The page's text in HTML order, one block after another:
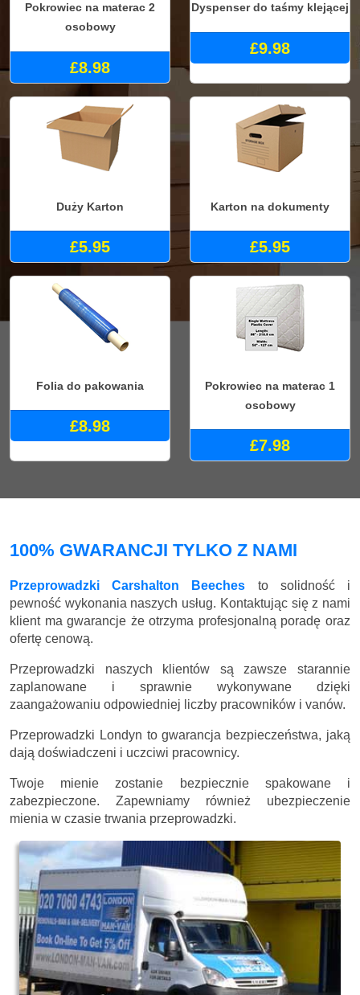
Pokrowiec na materac 2
osobowy
£8.98
Dyspenser do taśmy klejącej
£9.98
Duży Karton
£5.95
Karton na dokumenty
£5.95
Folia do pakowania
£8.98
Pokrowiec na materac 1
osobowy
£7.98
100% GWARANCJI TYLKO Z NAMI
Przeprowadzki Carshalton Beeches to solidność i
pewność wykonania naszych usług. Kontaktując się z nami
klient ma gwarancje że otrzyma profesjonalną poradę oraz
ofertę cenową.
Przeprowadzki naszych klientów są zawsze starannie
zaplanowane i sprawnie wykonywane dzięki
zaangażowaniu odpowiedniej liczby pracowników i vanów.
Przeprowadzki Londyn to gwarancja bezpieczeństwa, jaką
dają doświadczeni i uczciwi pracownicy.
Twoje mienie zostanie bezpiecznie spakowane i
zabezpieczone. Zapewniamy również ubezpieczenie
mienia w czasie trwania przeprowadzki.